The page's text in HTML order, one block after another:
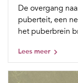
De overgang
puberteit, een
het puberbrein
Lees meer